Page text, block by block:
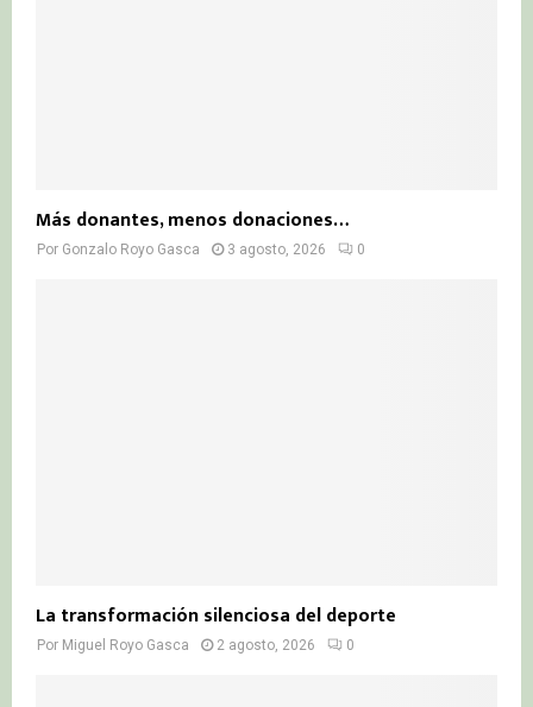
Más donantes, menos donaciones…
Por Gonzalo Royo Gasca 3 agosto, 2026 0
La transformación silenciosa del deporte
Por Miguel Royo Gasca 2 agosto, 2026 0